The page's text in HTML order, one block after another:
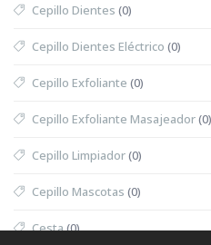
Cepillo Dientes (0)
Cepillo Dientes Eléctrico (0)
Cepillo Exfoliante (0)
Cepillo Exfoliante Masajeador(0)
Cepillo Limpiador(0)
Cepillo Mascotas (0)
Cesta(0)